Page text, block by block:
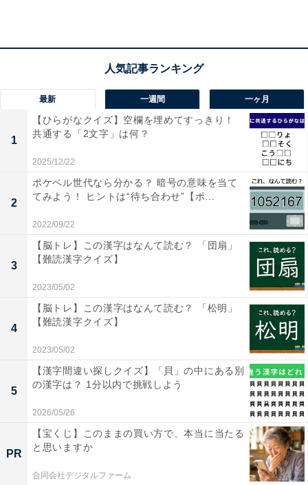
1 2
最新 一週間 一ヶ月
1
【ひらがなクイズ】空欄を埋めてすっきり！
共通する「2文字」は何？
2025/12/22
2
ポケベル世代なら分かる？ 暗号の意味を当て
てみよう！ ヒントは“待ち合わせ”【ポ...
2022/09/22
3
【脳トレ】この漢字はなんて読む？ 「団扇」
【難読漢字クイズ】
2023/05/02
4
【脳トレ】この漢字はなんて読む？ 「松明」
【難読漢字クイズ】
2023/05/02
5
【漢字間違い探しクイズ】「貝」の中にある別
の漢字は？ 1分以内で挑戦しよう
2026/05/26
PR
【宝くじ】このままの買い方で、本当に当たる
と思いますか
合同会社デジタルファーム